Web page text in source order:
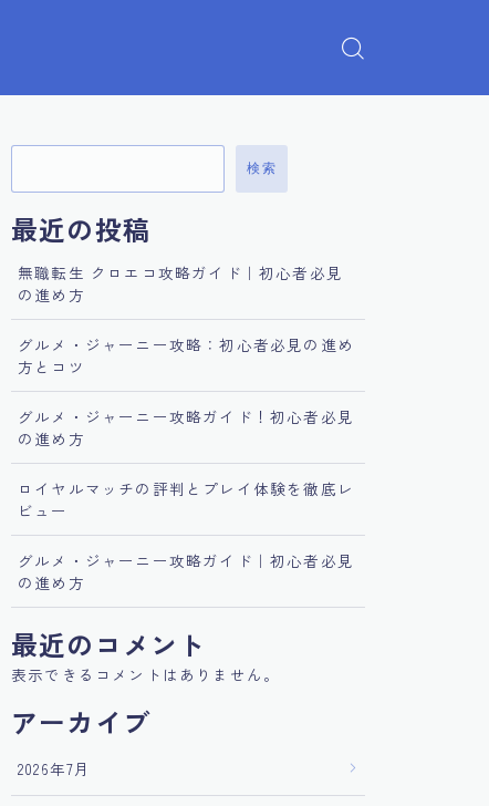
検索
最近の投稿
無職転生 クロエコ攻略ガイド｜初心者必見
の進め方
グルメ・ジャーニー攻略：初心者必見の進め
方とコツ
グルメ・ジャーニー攻略ガイド！初心者必見
の進め方
ロイヤルマッチの評判とプレイ体験を徹底レ
ビュー
グルメ・ジャーニー攻略ガイド｜初心者必見
の進め方
最近のコメント
表示できるコメントはありません。
アーカイブ
2026年7月